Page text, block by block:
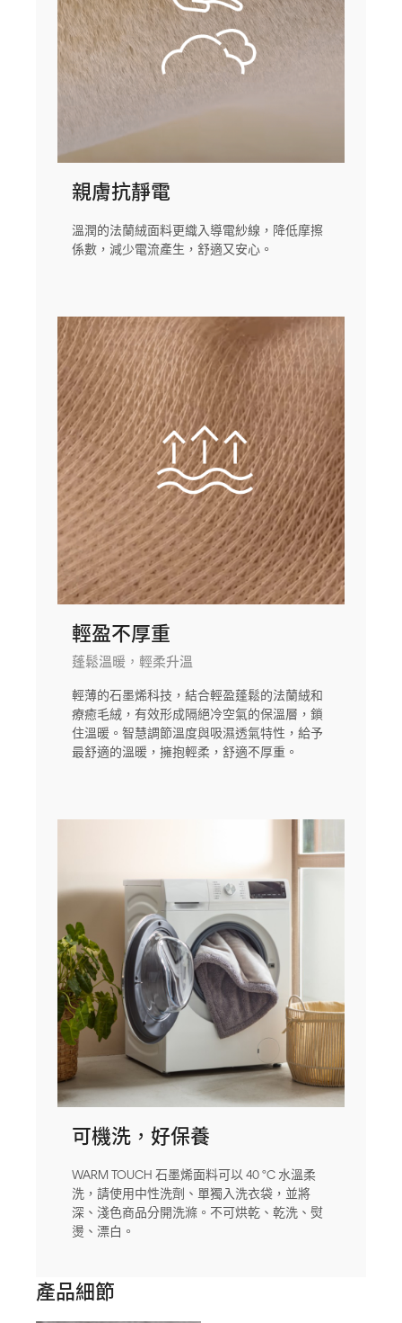
親膚抗靜電
溫潤的法蘭絨面料更織入導電紗線，降低摩擦
係數，減少電流產生，舒適又安心。
輕盈不厚重
蓬鬆溫暖，輕柔升溫
輕薄的石墨烯科技，結合輕盈蓬鬆的法蘭絨和
療癒毛絨，有效形成隔絕冷空氣的保溫層，鎖
住溫暖。智慧調節溫度與吸濕透氣特性，給予
最舒適的溫暖，擁抱輕柔，舒適不厚重。
可機洗，好保養
WARM TOUCH 石墨烯面料可以 40 °C 水溫柔
洗，請使用中性洗劑、單獨入洗衣袋，並將
深、淺色商品分開洗滌。不可烘乾、乾洗、熨
燙、漂白。
產品細節